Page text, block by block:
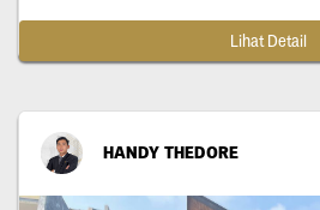
Lihat Detail
HANDY THEDORE